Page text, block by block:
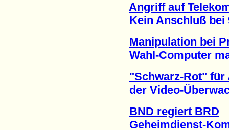
Angriff auf
Kein Anschluß bei
Manipulation bei
Wahl-Computer
"Schwarz-Rot" für
der Video-
BND regiert BRD
Geheimdienst-